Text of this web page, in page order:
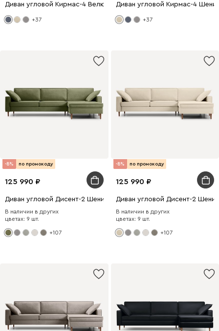
Диван угловой Кирмас-4 Велюр Серо-голубой
+37
Диван угловой Кирмас-4
+37
-8% по промокоду
125 990
Диван угловой Дисент-2 Шенилл Оливковый
В наличии в других
цветах: 9 шт.
+107
-8% по промокоду
125 990
Диван угловой Дисент-2
В наличии в других
цветах: 9 шт.
+107